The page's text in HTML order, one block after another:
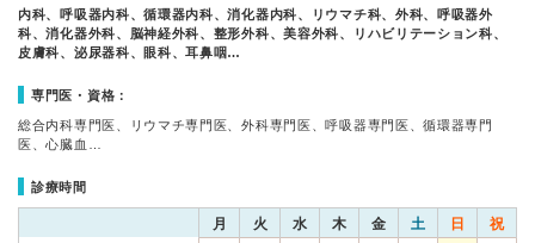
内科、呼吸器内科、循環器内科、消化器内科、リウマチ科、外科、呼吸器外
科、消化器外科、脳神経外科、整形外科、美容外科、リハビリテーション科、
皮膚科、泌尿器科、眼科、耳鼻咽…
専門医・資格：
総合内科専門医、リウマチ専門医、外科専門医、呼吸器専門医、循環器専門
医、心臓血…
診療時間
月 火 水 木 金 土 日 祝